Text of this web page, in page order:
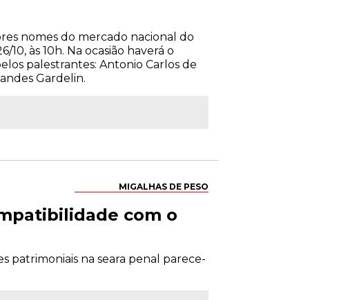
nomes do mercado nacional do
às 10h. Na ocasião haverá o
palestrantes: Antonio Carlos de
Gardelin.
MIGALHAS DE PESO
com o
patrimoniais na seara penal parece-